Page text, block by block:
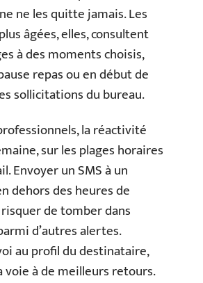
ne les quitte jamais. Les
âgées, elles, consultent
à des moments choisis,
repas ou en début de
sollicitations du bureau.
la réactivité
sur les plages horaires
Envoyer un SMS à un
dehors des heures de
risquer de tomber dans
d’autres alertes.
au profil du destinataire,
voie à de meilleurs retours.